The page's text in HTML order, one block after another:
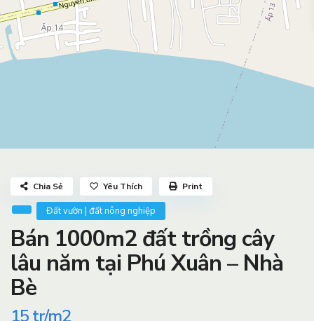
Đất vườn | đất nông nghiệp
Bán 1000m2 đất trồng cây
lâu năm tại Phú Xuân – Nhà
Bè
15tr/m2
Chia Sẻ Yêu Thích Print